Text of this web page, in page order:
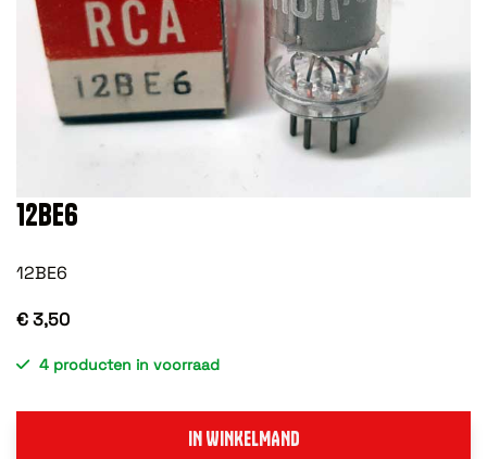
12BE6
12BE6
€ 3,50
4 producten in voorraad
IN WINKELMAND